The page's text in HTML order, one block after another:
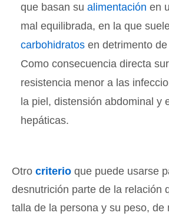
que basan sualimentación en
mal equilibrada, en la que
carbohidratos en detrimento
Como consecuencia directa
resistencia menor a las
la piel, distensión abdominal y
hepáticas.
Otro criterio que puede usarse
desnutrición parte de la relación
talla de la persona y su peso, de